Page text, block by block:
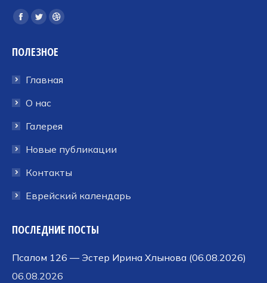
Ищите нас:
Страница
открывается
новом
окне
Страница
открывается
новом
окне
Страница
открывается
новом
ПОЛЕЗНОЕ
Главная
О нас
Галерея
Новые публикации
Контакты
Еврейский календарь
ПОСЛЕДНИЕ ПОСТЫ
Псалом 126 — Эстер Ирина Хлынова (06.08.2026)
06.08.2026